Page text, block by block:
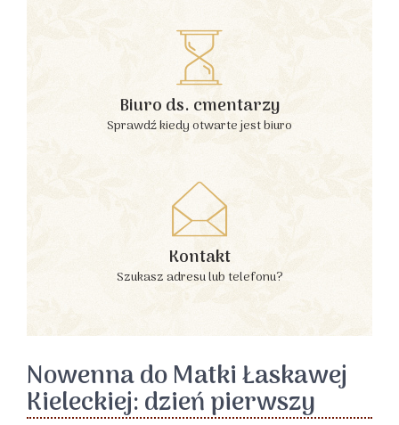
Biuro ds. cmentarzy
Sprawdź kiedy otwarte jest biuro
Kontakt
Szukasz adresu lub telefonu?
Nowenna do Matki Łaskawej
Kieleckiej: dzień pierwszy